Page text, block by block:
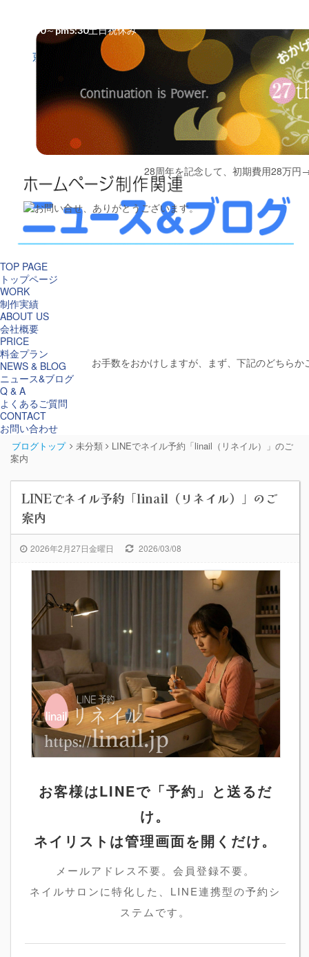
am10:30～pm5:30土日祝休み
075-950-0325
am10:30～pm5:30／土日祝休み
TOP PAGE
トップページ
WORK
制作実績
ABOUT US
会社概要
PRICE
料金プラン
NEWS & BLOG
ニュース&ブログ
Q & A
よくあるご質問
CONTACT
お問い合わせ
ブログトップ 未分類
LINEでネイル予約「linail（リネイル）」のご
案内
LINEでネイル予約「linail（リネイル）」のご
案内
2026年2月27日金曜日 2026/03/08
お客様はLINEで「予約」と送るだ
け。
ネイリストは管理画面を開くだけ。
メールアドレス不要。会員登録不要。
ネイルサロンに特化した、LINE連携型の予約シ
ステムです。
28周年を記念して、初期費用28万
お手数をおかけしますが、まず、下記のどちら